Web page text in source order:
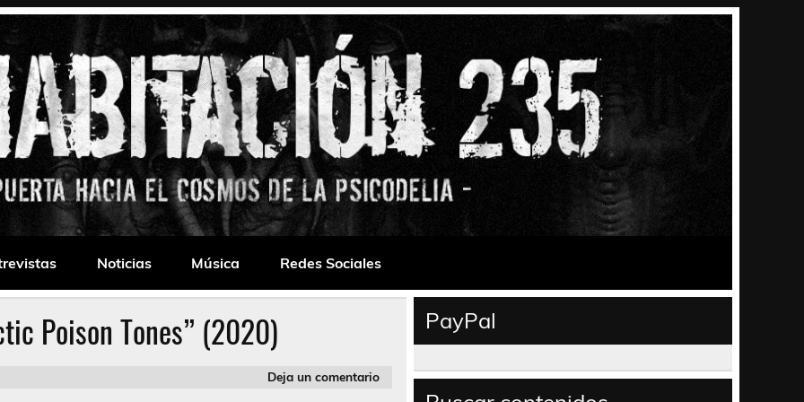
Noticias Música Redes Sociales
Poison Tones” (2020)
Deja un comentario
PayPal